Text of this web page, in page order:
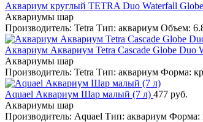
Аквариум круглый TETRA Duo Waterfall
Аквариумы шар
Производитель: Tetra Тип: аквариум Объем:
Аквариум Аквариум Tetra Cascade Globe Duo
Аквариумы шар
Производитель: Tetra Тип: аквариум Форма:
Aquael Аквариум Шар малый (7 л) 477 руб.
Аквариумы шар
Производитель: Aquael Тип: аквариум Форма: